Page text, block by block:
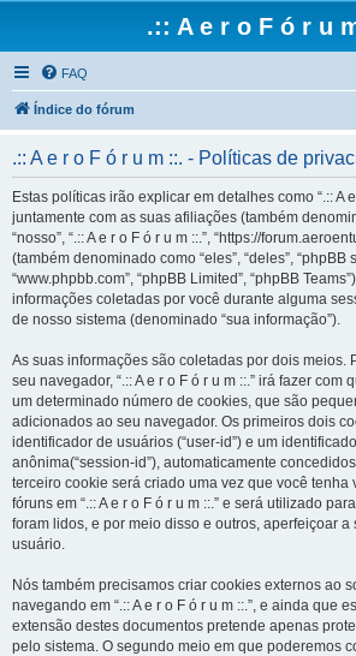
.:: A e r o F ó r u
FAQ
Índice do fórum
.:: A e r o F ó r u m ::. - Políticas de
Estas políticas irão explicar em detalhes como “.:: A
juntamente com as suas afiliações (também
“nosso”, “.:: A e r o F ó r u m ::.”, “https://
(também denominado como “eles”, “deles”, “phpBB
“www.phpbb.com”, “phpBB Limited”, “phpBB
informações coletadas por você durante alguma
de nosso sistema (denominado “sua informação”).
As suas informações são coletadas por dois meios.
seu navegador, “.:: A e r o F ó r u m ::.” irá fazer com
um determinado número de cookies, que são
adicionados ao seu navegador. Os primeiros dois
identificador de usuários (“user-id”) e um
anônima(“session-id”), automaticamente
terceiro cookie será criado uma vez que você tenha
fóruns em “.:: A e r o F ó r u m ::.” e será utilizado
foram lidos, e por meio disso e outros, aperfeiçoar
usuário.
Nós também precisamos criar cookies externos ao
navegando em “.:: A e r o F ó r u m ::.”, e ainda que
extensão destes documentos pretende apenas
pelo sistema. O segundo meio em que poderemos